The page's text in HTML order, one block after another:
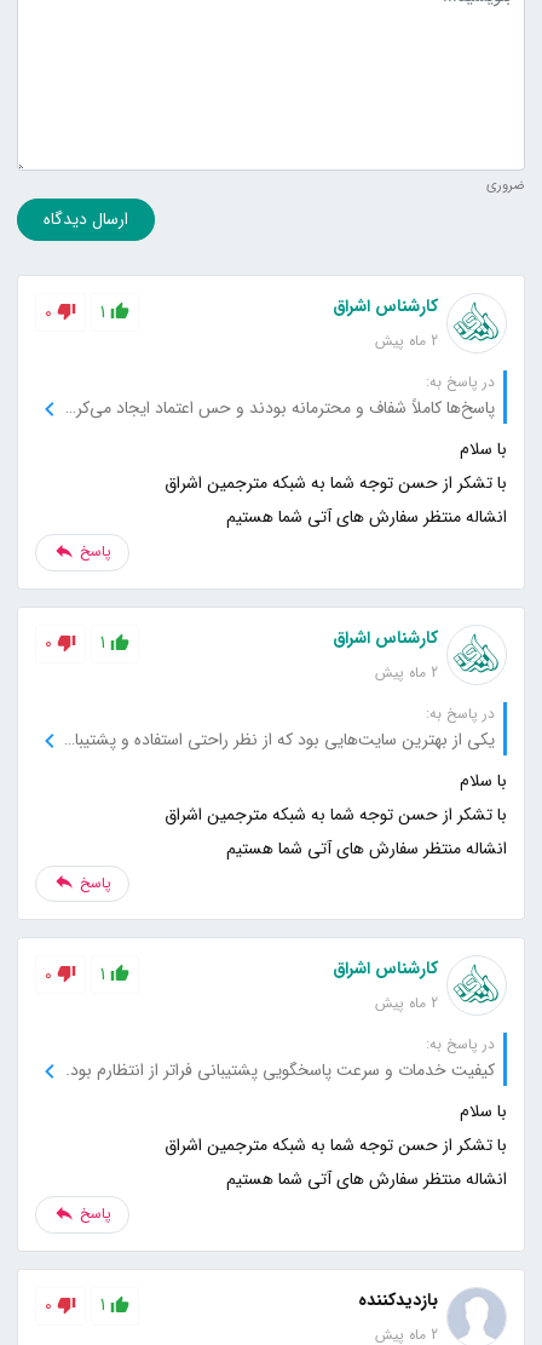
ضروری
ارسال دیدگاه
کارشناس اشراق
2 ماه پیش
1
0
در پاسخ به:
پاسخ‌ها کاملاً شفاف و محترمانه بودند و حس اعتماد ایجاد می‌کردند.
انشاله منتظر سفارش های آتی شما هستیم
پاسخ
کارشناس اشراق
2 ماه پیش
1
0
در پاسخ به:
یکی از بهترین سایت‌هایی بود که از نظر راحتی استفاده و پشتیبانی تجربه کردم.
انشاله منتظر سفارش های آتی شما هستیم
پاسخ
کارشناس اشراق
2 ماه پیش
1
0
در پاسخ به:
کیفیت خدمات و سرعت پاسخگویی پشتیبانی فراتر از انتظارم بود.
انشاله منتظر سفارش های آتی شما هستیم
پاسخ
بازدیدکننده
2 ماه پیش
1
0